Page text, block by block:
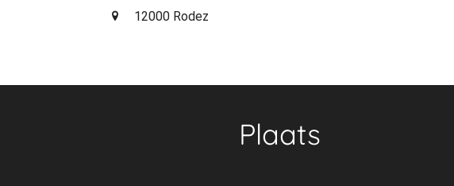
12000 Rodez
Plaats